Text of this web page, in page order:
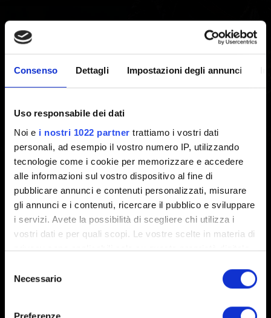
Consenso Dettagli Impostazioni degli annunci
Uso responsabile dei dati
Noi e i nostri 1022 partner trattiamo i vostri dati
personali, ad esempio il vostro numero IP, utilizzando
tecnologie come i cookie per memorizzare e accedere
alle informazioni sul vostro dispositivo al fine di
pubblicare annunci e contenuti personalizzati, misurare
gli annunci e i contenuti, ricercare il pubblico e sviluppare
i servizi. Avete la possibilità di scegliere chi utilizza i
vostri dati e per quali scopi. Le vostre scelte in materia di
privacy sono applicabili solo su questa proprietà digitale
modificare o revocare il proprio consenso in qualsiasi
momento dalla Dichiarazione sui cookie o facendo clic
delNecessario
Windows 10
Windows 11 sarà il sistema operativo minimo richiesto
sia per The Witcher 3 che per Cyberpunk 2077, a seguito
della fine del supporto di Microsoft per Windows 10 il 14
ottobre 2025. Senza aggiornamenti di sicurezza continui,
un supporto ufficiale della piattaforma e il supporto
costante per i driver delle GPU, non testeremo più i nostri
giochi su Windows 10.